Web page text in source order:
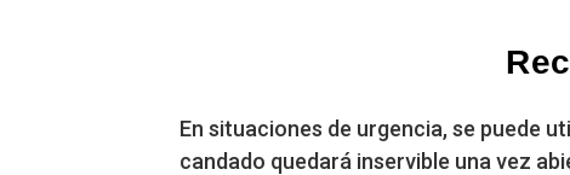
En situaciones de urgencia, se puede
candado quedará inservible una vez